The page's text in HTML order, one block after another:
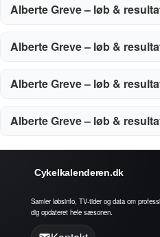
Alberte Greve – løb &
Alberte Greve – løb &
Alberte Greve – løb &
Alberte Greve – løb &
Cykelkalenderen.dk
Samler løbsinfo, TV-tider og data om
dig opdateret hele sæsonen.